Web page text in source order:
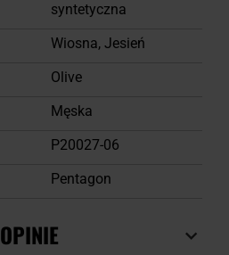
syntetyczna
Wiosna, Jesień
Olive
Męska
P20027-06
Pentagon
OPINIE